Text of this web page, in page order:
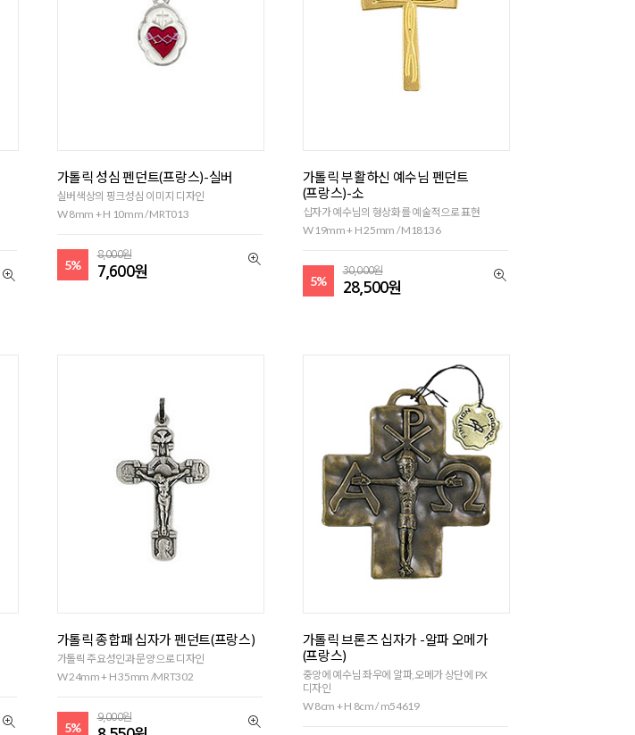
가톨릭 성심 펜던트(프랑스)-실버
실버색상의 핑크성심 이미지 디자인
W 8mm + H 10mm / MRT013
5%
8,000원
7,600원
가톨릭 부활하신 예수님 펜던트
(프랑스)-소
십자가 예수님의 형상화를 예술적으로 표현
W 19mm + H 25mm / M18136
5%
30,000원
28,500원
가톨릭 종합패 십자가 펜던트(프랑스)
가톨릭 주요성인과 문양으로 디자인
W 24mm + H 35mm /MRT302
5%
9,000원
가톨릭 브론즈 십자가 -알파 오메가
(프랑스)
중앙에 예수님 좌우에 알파,오메가 상단에 PX
디자인
W 8cm + H 8cm / m54619